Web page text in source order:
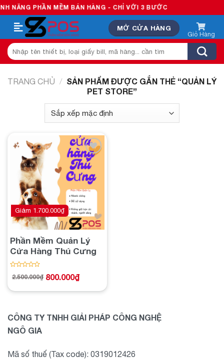
Skip
to
content
PHẦN MỀM BÁN HÀNG - CHỈ VỚI 3 BƯỚC
MỞ CỬA HÀNG
Tìm
kiếm:
TRANG CHỦ / SẢN PHẨM ĐƯỢC GẮN THẺ “QUẢN LÝ
PET STORE”
Add to
wishlist
Phần Mềm Quản Lý
Cửa Hàng Thú Cưng
xếp
0
2.500.000₫
Giá
2.500.000₫.
800.000₫
Giá
là:
Giảm 1.700.000₫
CÔNG TY TNHH GIẢI PHÁP CÔNG NGHỆ
NGÔ GIA
Mã số thuế (Tax code): 0319012426